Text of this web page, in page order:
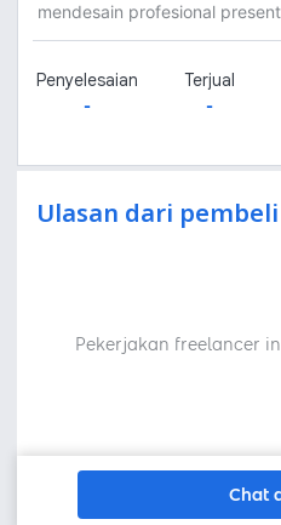
mendesain profesional
Penyelesaian
-
Terjual
-
Ulasan dari
Pekerjakan freelancer
Chat